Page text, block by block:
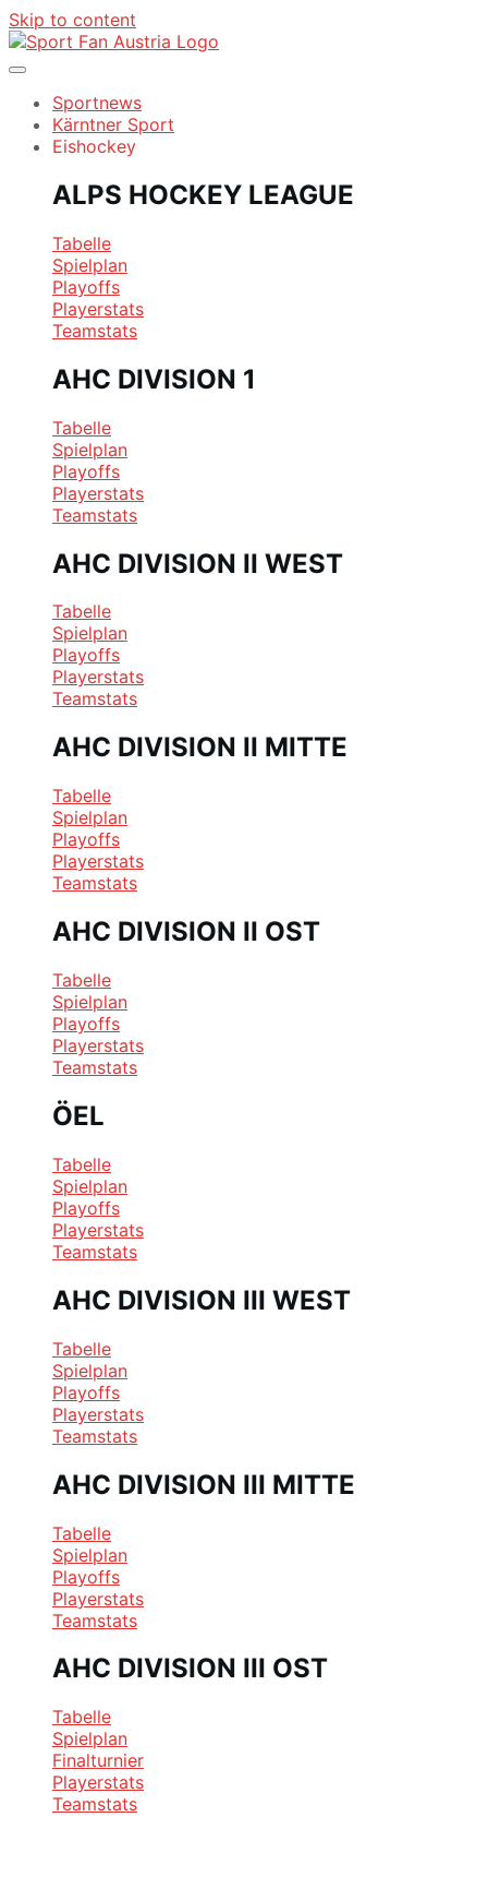
Skip to content
Sportnews
Kärntner Sport
Eishockey
ALPS HOCKEY LEAGUE
Tabelle
Spielplan
Playoffs
Playerstats
Teamstats
AHC DIVISION 1
Tabelle
Spielplan
Playoffs
Playerstats
Teamstats
AHC DIVISION II WEST
Tabelle
Spielplan
Playoffs
Playerstats
Teamstats
AHC DIVISION II MITTE
Tabelle
Spielplan
Playoffs
Playerstats
Teamstats
AHC DIVISION II OST
Tabelle
Spielplan
Playoffs
Playerstats
Teamstats
ÖEL
Tabelle
Spielplan
Playoffs
Playerstats
Teamstats
AHC DIVISION III WEST
Tabelle
Spielplan
Playoffs
Playerstats
Teamstats
AHC DIVISION III MITTE
Tabelle
Spielplan
Playoffs
Playerstats
Teamstats
AHC DIVISION III OST
Tabelle
Spielplan
Finalturnier
Playerstats
Teamstats